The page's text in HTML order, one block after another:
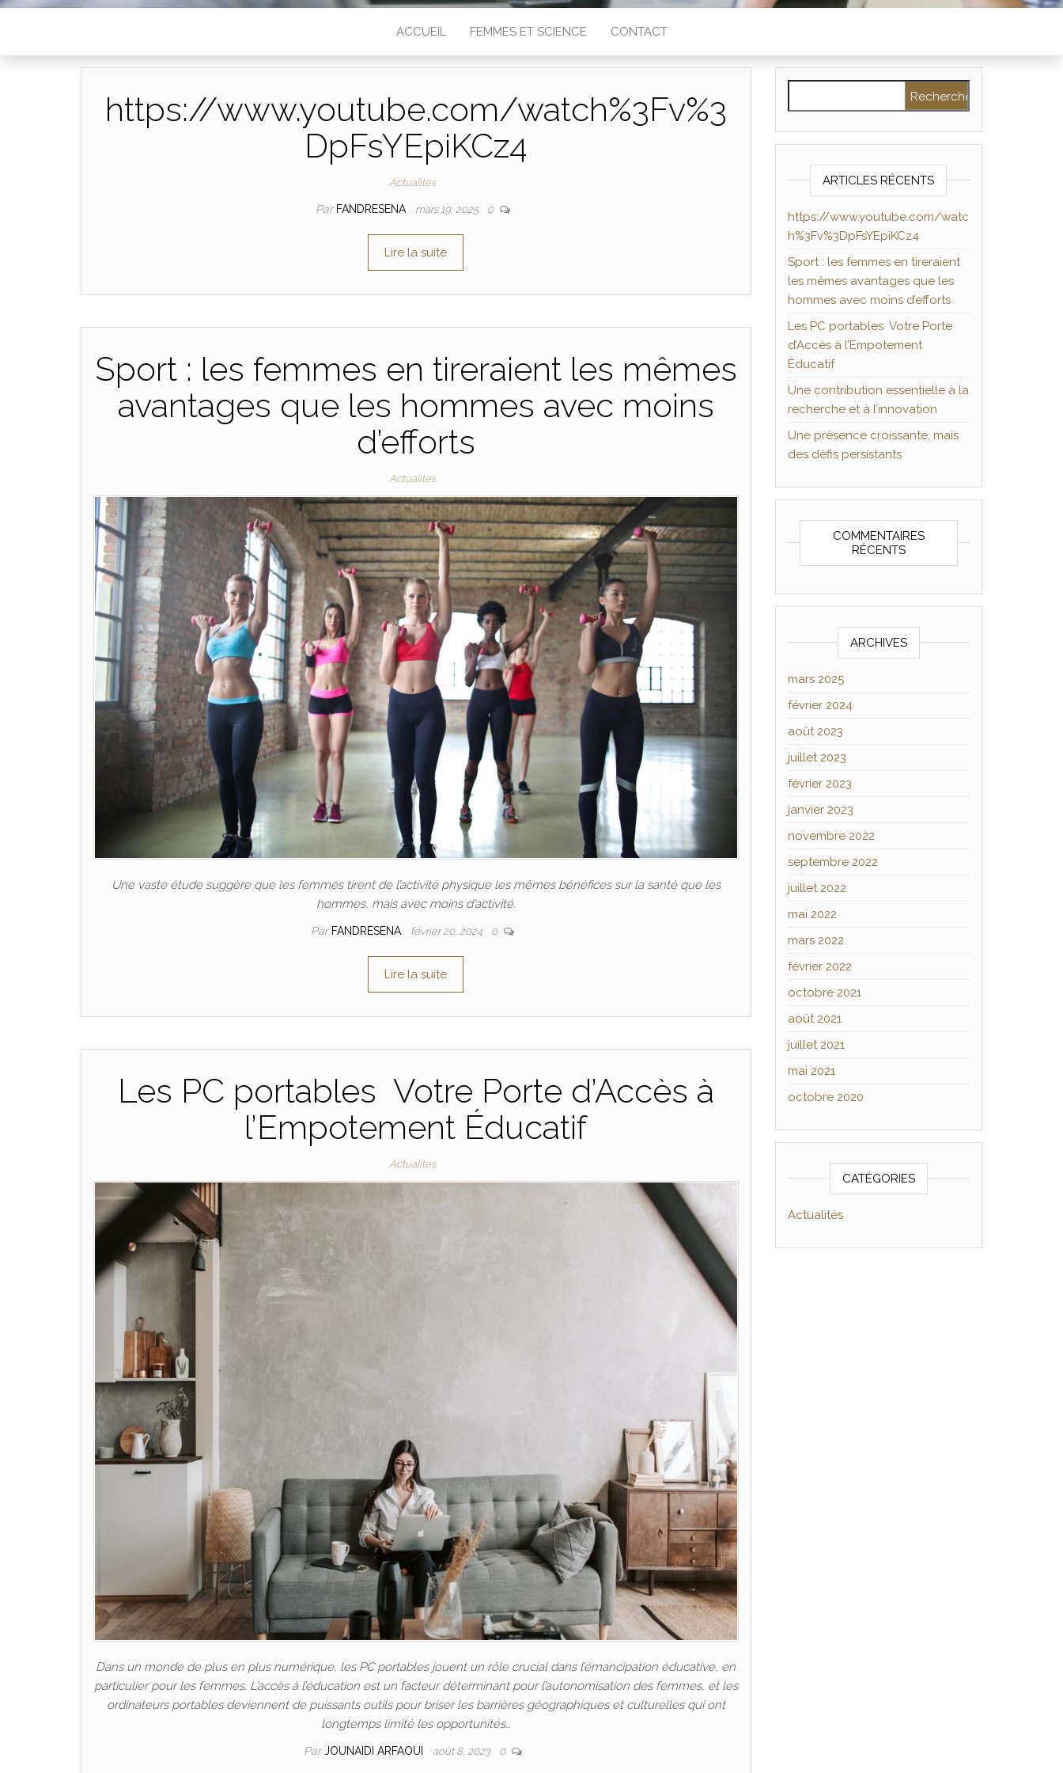
ACCUEIL FEMMES ET SCIENCE CONTACT
https://www.youtube.com/watch%3Fv%3
DpFsYEpiKCz4
Actualités
Par FANDRESENA mars 19, 2025 0
Lire la suite
Sport : les femmes en tireraient les mêmes
avantages que les hommes avec moins
d’efforts
Actualités
Une vaste étude suggère que les femmes tirent de l’activité physique les mêmes bénéfices sur la santé que les
hommes, mais avec moins d’activité.
Par FANDRESENA février 20, 2024 0
Lire la suite
Les PC portables Votre Porte d’Accès à
l’Empotement Éducatif
Actualités
Dans un monde de plus en plus numérique, les PC portables jouent un rôle crucial dans l’émancipation éducative, en
particulier pour les femmes. L’accès à l’éducation est un facteur déterminant pour l’autonomisation des femmes, et les
ordinateurs portables deviennent de puissants outils pour briser les barrières géographiques et culturelles qui ont
longtemps limité les opportunités…
ParJOUNAIDI ARFAOUI août 8, 2023 0
ARTICLES RÉCENTS
https://www.youtube.com/watc
h%3Fv%3DpFsYEpiKCz4
Sport : les femmes en tireraient
les mêmes avantages que les
hommes avec moins d’efforts
Les PC portables Votre Porte
d’Accès à l’Empotement
Éducatif
Une contribution essentielle à la
recherche et à l’innovation
Une présence croissante, mais
des défis persistants
COMMENTAIRES
RÉCENTS
ARCHIVES
mars 2025
février 2024
août 2023
juillet 2023
février 2023
janvier 2023
novembre 2022
septembre 2022
juillet 2022
mai 2022
mars 2022
février 2022
octobre 2021
août 2021
juillet 2021
mai 2021
octobre 2020
CATÉGORIES
Actualités